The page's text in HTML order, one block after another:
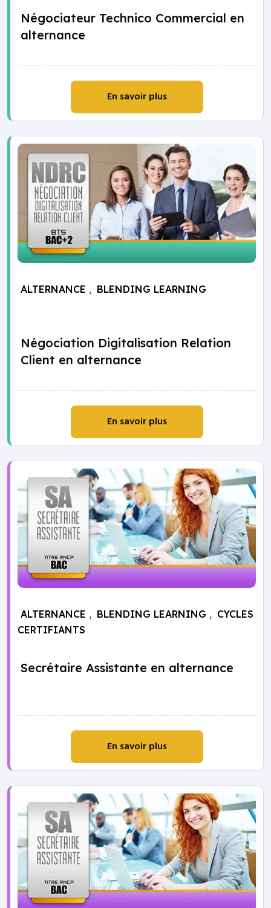
Négociateur Technico Commercial en
alternance
En savoir plus
ALTERNANCE , BLENDING LEARNING
Négociation Digitalisation Relation
Client en alternance
En savoir plus
ALTERNANCE , BLENDING LEARNING , CYCLES
CERTIFIANTS
Secrétaire Assistante en alternance
En savoir plus